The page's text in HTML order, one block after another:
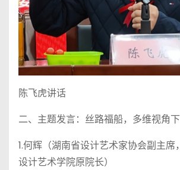
陈飞虎讲话
二、主题发言：丝路福船，多维视角
1.何辉（湖南省设计艺术家协会副主席
设计艺术学院原院长）